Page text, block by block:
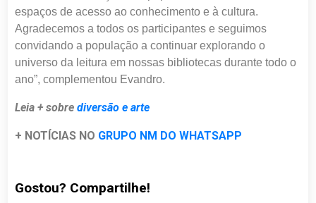
espaços de acesso ao conhecimento e à cultura.
Agradecemos a todos os participantes e seguimos
convidando a população a continuar explorando o
universo da leitura em nossas bibliotecas durante todo o
ano”, complementou Evandro.
Leia + sobrediversão e arte
+ NOTÍCIAS NO GRUPO NM DO WHATSAPP
Gostou? Compartilhe!